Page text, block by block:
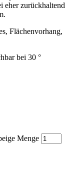
eher zurückhaltend
Flächenvorhang,
bei 30 °
Menge